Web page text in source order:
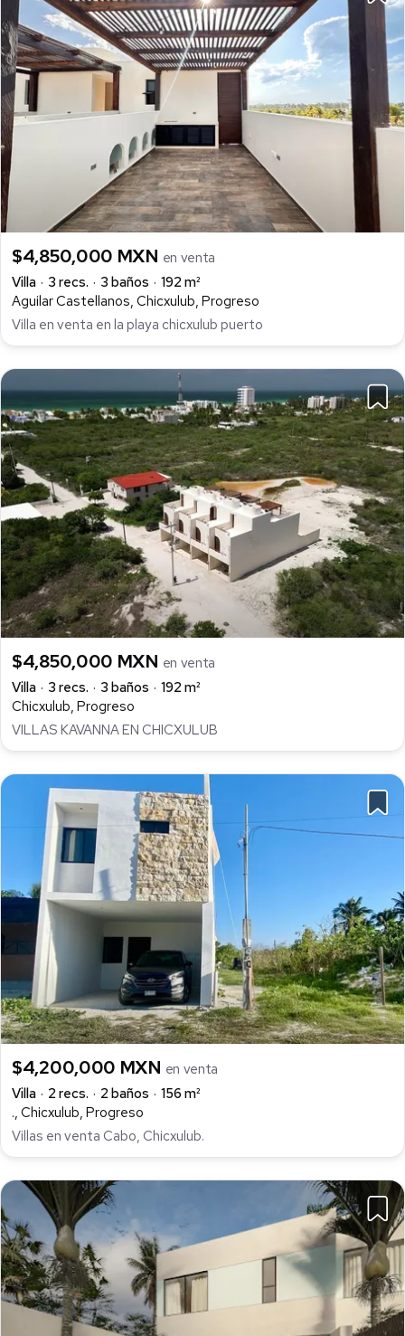
$4,850,000 MXN en venta
Villa
3 recs. 3 baños
192 m²
Aguilar Castellanos, Chicxulub, Progreso
Villa en venta en la playa chicxulub puerto
$4,850,000 MXN en venta
Villa
3 recs. 3 baños
192 m²
Chicxulub, Progreso
VILLAS KAVANNA EN CHICXULUB
$4,200,000 MXN en venta
Villa
2 recs. 2 baños
156 m²
., Chicxulub, Progreso
Villas en venta Cabo, Chicxulub.